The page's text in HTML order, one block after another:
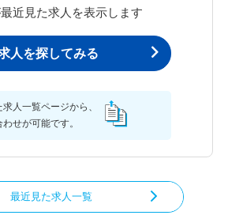
近見た求人を表示します
人を探してみる
人一覧ページから、
せが可能です。
最近見た求人一覧